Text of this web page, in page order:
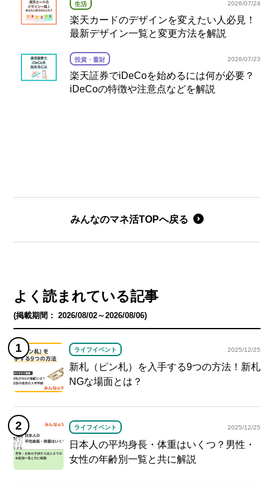
生活 2026/07/24
楽天カードのデザインを変えたい人必見！
最新デザイン一覧と変更方法を解説
投資・蓄財 2026/07/23
楽天証券でiDeCoを始めるには何が必要？
iDeCoの特徴や注意点などを解説
みんなのマネ活TOPへ戻る
よく読まれている記事
(掲載期間： 2026/08/02～2026/08/06)
ライフイベント 2025/12/25
新札（ピン札）を入手する9つの方法！新札
NGな場面とは？
ライフイベント 2025/12/25
日本人の平均身長・体重はいくつ？男性・
女性の年齢別一覧と共に解説